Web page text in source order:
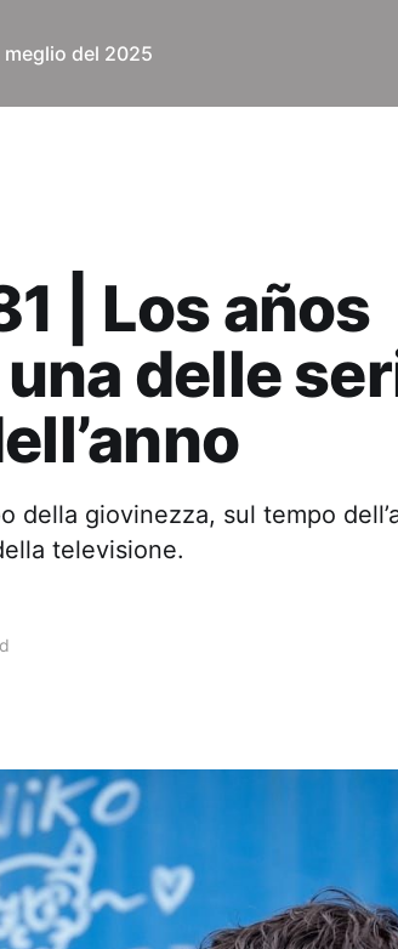
meglio del 2025
| Los años
delle
della giovinezza, sul tempo
televisione.